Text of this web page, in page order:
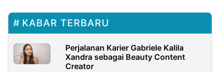
KABAR TERBARU
Perjalanan Karier Gabriele Kalila
Xandra sebagai Beauty Content
Creator